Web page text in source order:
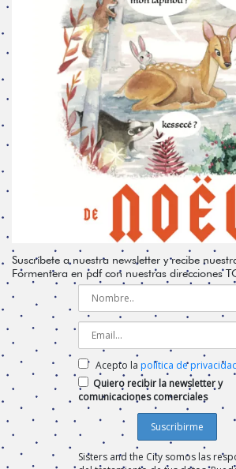
Suscríbete a nuestra newsletter y recibe
Formentera en pdf con nuestras direcciones
Acepto la política de
Quiero recibir la newsletter y
comunicaciones comerciales
Sisters and the City somos las